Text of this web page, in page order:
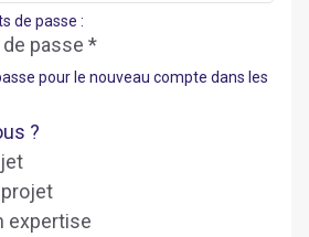
de passe :
passe *
pour le nouveau compte dans les
?
expertise